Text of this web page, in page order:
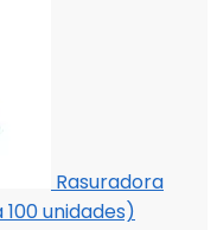
Rasuradora
unidades)